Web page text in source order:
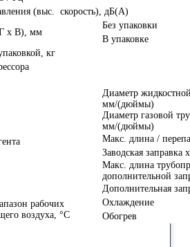
(выс. скорость), дБ(А)
х В), мм
Без упаковки
В упаковке
кг
Диаметр
мм/(дюймы)
Диаметр газовой
мм/(дюймы)
Макс. длина /
Заводская заправка
Макс. длина
дополнительной
Дополнительная
рабочих
воздуха, °С
Охлаждение
Обогрев